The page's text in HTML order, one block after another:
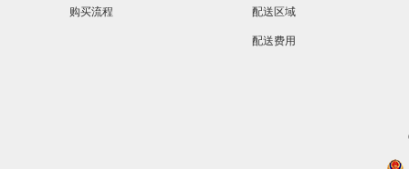
购买流程 配送区域
配送费用